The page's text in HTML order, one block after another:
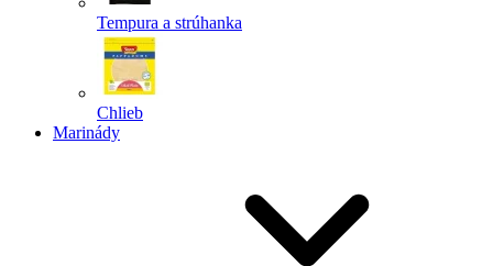
Tempura a strúhanka
Chlieb
Marinády